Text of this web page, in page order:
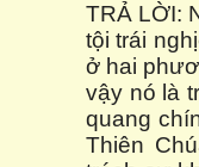
TRẢ LỜI:
tội trái
ở hai
vậy nó là
quang
Thiên